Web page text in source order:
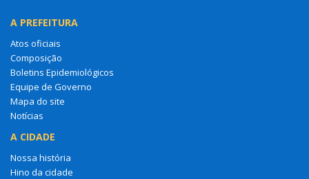
A PREFEITURA
Atos oficiais
Composição
Boletins Epidemiológicos
Equipe de Governo
Mapa do site
Notícias
A CIDADE
Nossa história
Hino da cidade